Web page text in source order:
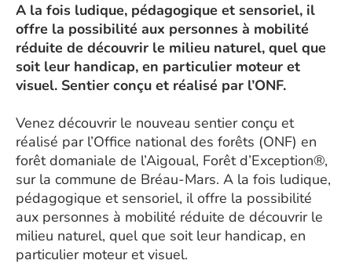
A la fois ludique, pédagogique et sensoriel, il
offre la possibilité aux personnes à mobilité
réduite de découvrir le milieu naturel, quel que
soit leur handicap, en particulier moteur et
visuel. Sentier conçu et réalisé par l’ONF.
Venez découvrir le nouveau sentier conçu et
réalisé par l’Office national des forêts (ONF) en
forêt domaniale de l’Aigoual, Forêt d’Exception®,
sur la commune de Bréau-Mars. A la fois ludique,
pédagogique et sensoriel, il offre la possibilité
aux personnes à mobilité réduite de découvrir le
milieu naturel, quel que soit leur handicap, en
particulier moteur et visuel.